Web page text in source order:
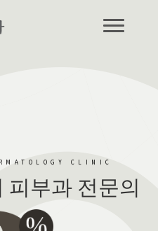
CLINIC
피부과 전문의